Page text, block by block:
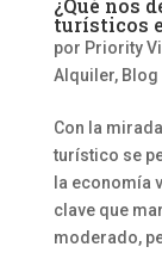
¿Qué nos
turísticos
por Priority
Alquiler, Blog
Con la
turístico se
la economía
clave que
moderado,